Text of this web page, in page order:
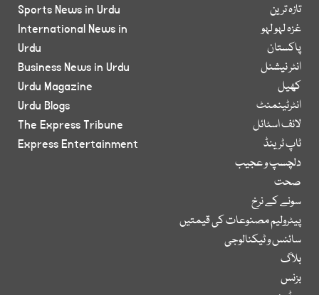
تازہ ترین
غزہ لہو لہو
پاکستان
انٹر نیشنل
کھیل
انٹرٹینمنٹ
لائف اسٹائل
ٹاپ ٹرینڈ
دلچسپ و عجیب
صحت
سونے کے نرخ
پیٹرولیم مصنوعات کی قیمتیں
سائنس و ٹیکنالوجی
بلاگ
بزنس
Sports News in Urdu
International News in
Urdu
Business News in Urdu
Urdu Magazine
Urdu Blogs
The Express Tribune
Express Entertainment